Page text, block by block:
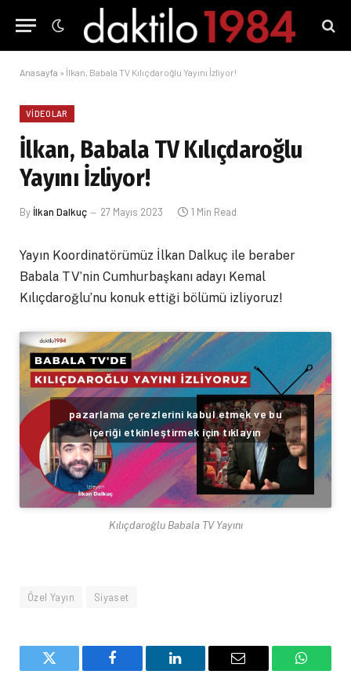
Anasayfa » İlkan, Babala TV Kılıçdaroğlu Yayını İzliyor!
VIDEOLAR
İlkan, Babala TV Kılıçdaroğlu
Yayını İzliyor!
By İlkan Dalkuç 27 Mayıs 2023 1 Min Read
Yayın Koordinatörümüz İlkan Dalkuç ile beraber
Babala TV’nin Cumhurbaşkanı adayı Kemal
Kılıçdaroğlu’nu konuk ettiği bölümü izliyoruz!
pazarlama çerezlerini kabul etmek ve bu
içeriği etkinleştirmek için tıklayın
Kılıçdaroğlu Babala TV Yayını
Özel Yayın Siyaset
Twitter Facebook LinkedIn Email